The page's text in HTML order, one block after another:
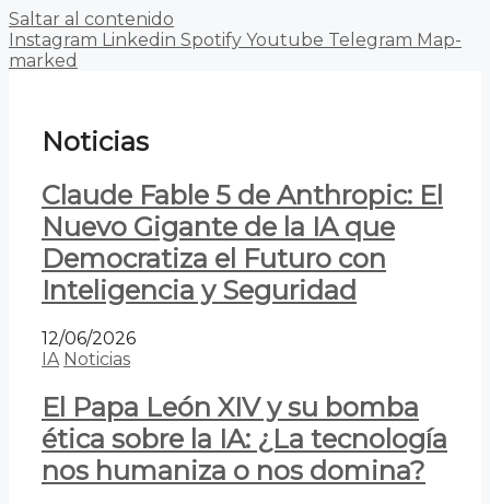
Saltar al contenido
Instagram Linkedin Spotify Youtube Telegram Map-
marked
Noticias
Claude Fable 5 de Anthropic: El
Nuevo Gigante de la IA que
Democratiza el Futuro con
Inteligencia y Seguridad
12/06/2026
IA Noticias
El Papa León XIV y su bomba
ética sobre la IA: ¿La tecnología
nos humaniza o nos domina?